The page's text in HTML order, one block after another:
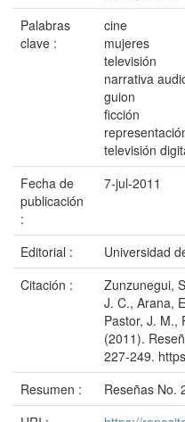
Palabras
clave :
cine
mujeres
televisión
narrativa
guion
ficción
televisión
Fecha de
publicación
:
7-jul-2011
Editorial :
Universidad
Citación :
Zunzunegui,
J. C., Arana,
Pastor, J. M.,
(2011).
227-249.
Resumen :
Reseñas No.